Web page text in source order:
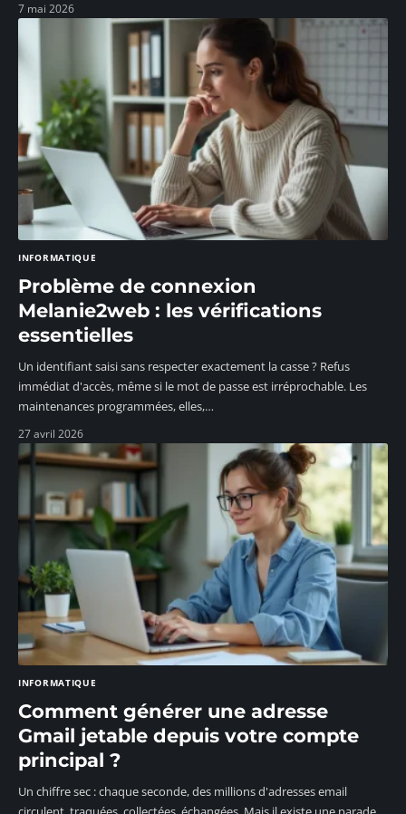
7 mai 2026
INFORMATIQUE
Problème de connexion
Melanie2web : les vérifications
essentielles
Un identifiant saisi sans respecter exactement la casse ? Refus
immédiat d'accès, même si le mot de passe est irréprochable. Les
maintenances programmées, elles,…
27 avril 2026
INFORMATIQUE
Comment générer une adresse
Gmail jetable depuis votre compte
principal ?
Un chiffre sec : chaque seconde, des millions d'adresses email